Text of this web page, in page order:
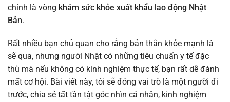
chính là vòng khám sức khỏe xuất khẩu lao động Nhật
Bản.
Rất nhiều bạn chủ quan cho rằng bản thân khỏe mạnh là
sẽ qua, nhưng người Nhật có những tiêu chuẩn y tế đặc
thù mà nếu không có kinh nghiệm thực tế, bạn rất dễ đánh
mất cơ hội. Bài viết này, tôi sẽ đóng vai trò là một người đi
trước, chia sẻ tất tần tật góc nhìn cá nhân, kinh nghiệm